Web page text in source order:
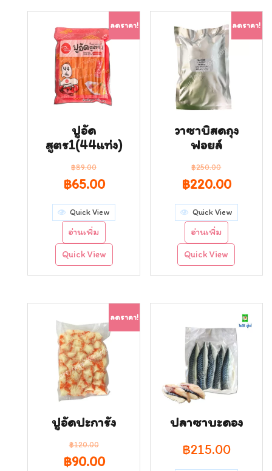
ลดราคา!
ปูอัด
สูตร1(44แท่ง)
฿89.00
Original
price
was:
฿89.00.
฿65.00Current
price
is:
฿65.00.
Quick View
อ่านเพิ่ม
Quick View
ลดราคา!
วาซาบิสดถุง
ฟอยล์
฿250.00
Original
price
was:
฿250.00.
฿220.00
price
is:
฿
Quick View
อ่านเพิ่ม
Quick View
ลดราคา!
ปูอัดปะการัง
฿120.00
Original
฿90.00Current
ปลาซาบะดอง
฿215.00